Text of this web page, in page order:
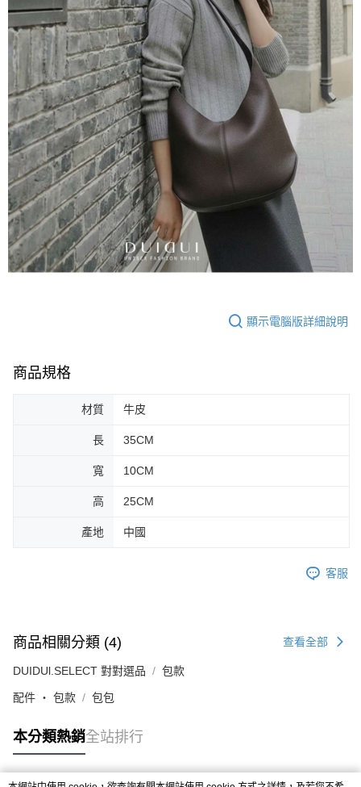
顯示電腦版詳細說明
商品規格
材質 牛皮
長 35CM
寬 10CM
高 25CM
產地 中國
客服
商品相關分類 (4) 查看全部
DUIDUl.SELECT 對對選品 包款
配件 ‧ 包款 包包
本分類熱銷全站排行